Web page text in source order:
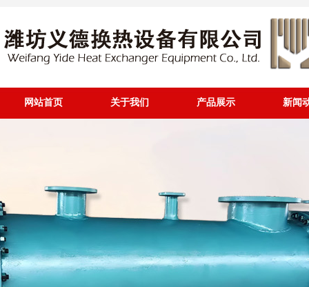
网站首页 关于我们 产品展示 新闻